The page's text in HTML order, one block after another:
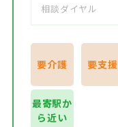
相談ダイヤル
要介護 要支援
最寄駅か
ら近い